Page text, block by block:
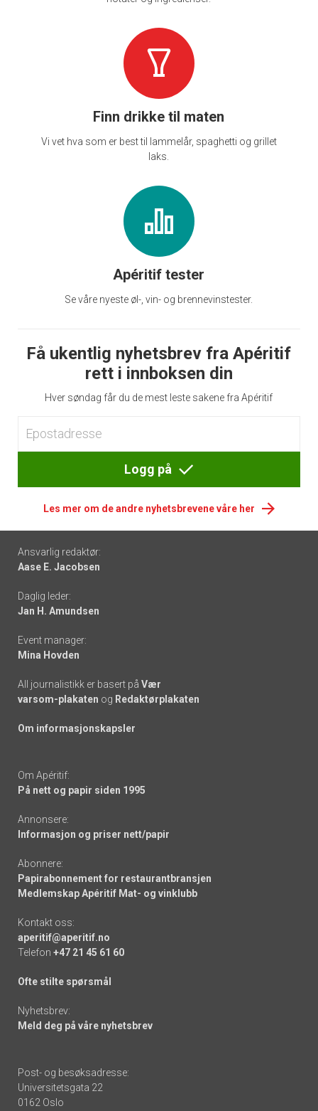
Finn drikke til maten
Vi vet hva som er best til lammelår, spaghetti og grillet
laks.
Apéritif tester
Se våre nyeste øl-, vin- og brennevinstester.
Få ukentlig nyhetsbrev fra Apéritif
rett i innboksen din
Hver søndag får du de mest leste sakene fra Apéritif
Logg på
Les mer om de andre nyhetsbrevene våre her
Footer
-
links
Ansvarlig redaktør:
Aase E. Jacobsen
Daglig leder:
Jan H. Amundsen
Event manager:
Mina Hovden
All journalistikk er basert på Vær
varsom-plakaten og Redaktørplakaten
Om informasjonskapsler
Om Apéritif:
På nett og papir siden 1995
Annonsere:
Informasjon og priser nett/papir
Abonnere:
Papirabonnement for restaurantbransjen
Medlemskap Apéritif Mat- og vinklubb
Kontakt oss:
aperitif@aperitif.no
Telefon +47 21 45 61 60
Ofte stilte spørsmål
Nyhetsbrev:
Meld deg på våre nyhetsbrev
Post- og besøksadresse:
Universitetsgata 22
0162 Oslo